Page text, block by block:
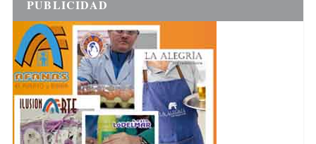
PUBLICIDAD